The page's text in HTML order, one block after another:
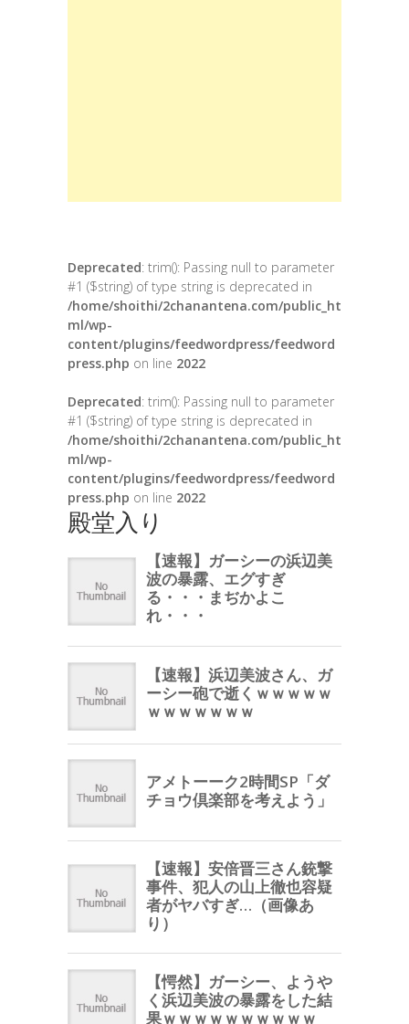
Deprecated: trim(): Passing null to parameter
#1 ($string) of type string is deprecated in
/home/shoithi/2chanantena.com/public_ht
ml/wp-
content/plugins/feedwordpress/feedword
press.php on line 2022
Deprecated: trim(): Passing null to parameter
#1 ($string) of type string is deprecated in
/home/shoithi/2chanantena.com/public_ht
ml/wp-
content/plugins/feedwordpress/feedword
press.php on line 2022
殿堂入り